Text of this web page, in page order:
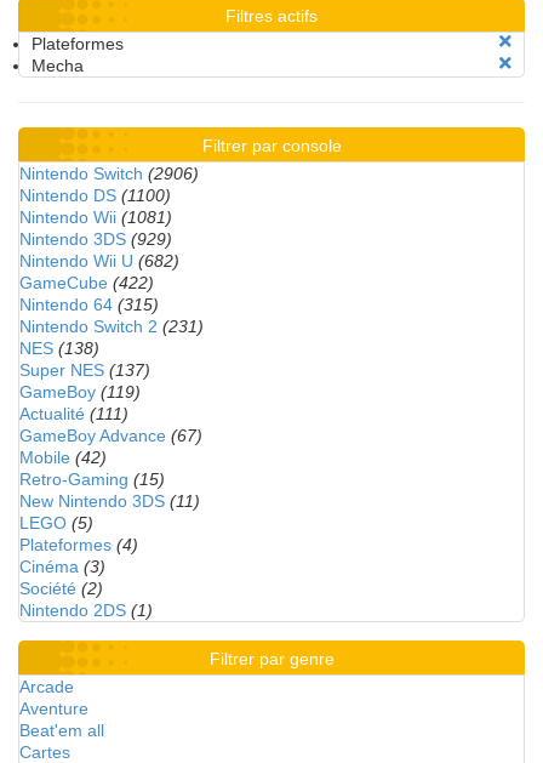
Filtres actifs
Plateformes
Mecha
Filtrer par console
Nintendo Switch (2906)
Nintendo DS (1100)
Nintendo Wii (1081)
Nintendo 3DS (929)
Nintendo Wii U (682)
GameCube (422)
Nintendo 64 (315)
Nintendo Switch 2 (231)
NES (138)
Super NES (137)
GameBoy (119)
Actualité (111)
GameBoy Advance (67)
Mobile (42)
Retro-Gaming (15)
New Nintendo 3DS (11)
LEGO (5)
Plateformes (4)
Cinéma (3)
Société (2)
Nintendo 2DS (1)
Filtrer par genre
Arcade
Aventure
Beat'em all
Cartes